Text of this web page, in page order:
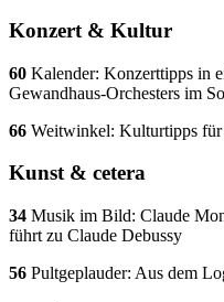
Konzert & Kultur
60 Kalender: Konzerttipps in
Gewandhaus-Orchesters im
66 Weitwinkel: Kulturtipps für
Kunst & cetera
34 Musik im Bild: Claude
führt zu Claude Debussy
56 Pultgeplauder: Aus dem